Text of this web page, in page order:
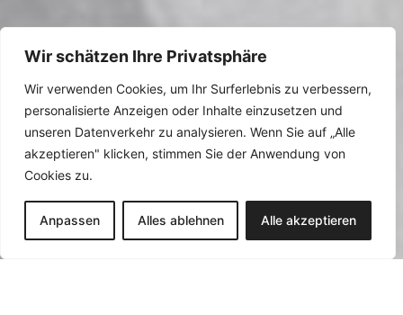
Wir schätzen Ihre Privatsphäre
Wir verwenden Cookies, um Ihr Surferlebnis zu verbessern,
personalisierte Anzeigen oder Inhalte einzusetzen und
unseren Datenverkehr zu analysieren. Wenn Sie auf „Alle
akzeptieren" klicken, stimmen Sie der Anwendung von
Cookies zu.
Anpassen Alles ablehnen Alle akzeptieren